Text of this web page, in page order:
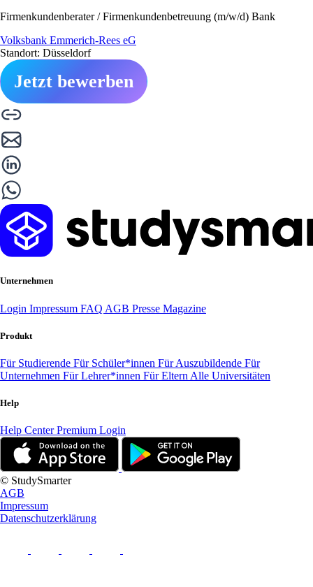
Firmenkundenberater / Firmenkundenbetreuung (m/w/d) Bank
Volksbank Emmerich-Rees eG
Standort: Düsseldorf
Jetzt bewerben
Unternehmen
Login Impressum FAQ AGB Presse Magazine
Produkt
Für Studierende Für Schüler*innen Für Auszubildende Für
Unternehmen Für Lehrer*innen Für Eltern Alle Universitäten
Help
Help CenterPremium Login
© StudySmarter
AGB
Impressum
Datenschutzerklärung